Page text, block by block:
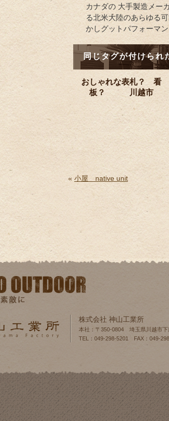
カナダの 大手製造メー
る北米大陸のあらゆる
かしグットパフォーマ
同じタグが付けられ
おしゃれな表札？ 看
板？ 川越市
« 小屋 native unit
株式会社 神山工業所
本社：〒350-0804 埼玉県川越市
TEL：049-298-5201 FAX：049-